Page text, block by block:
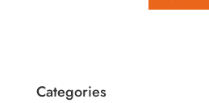
Categories